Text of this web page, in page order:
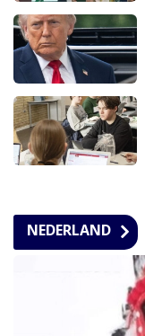
NEDERLAND